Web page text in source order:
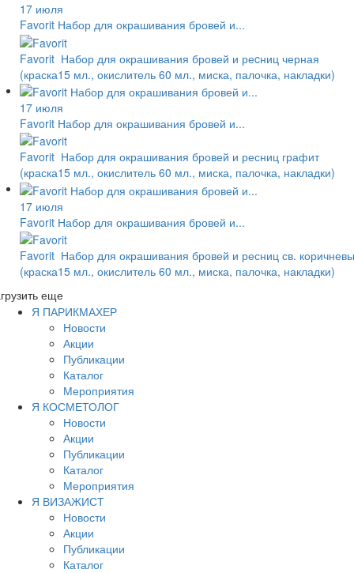
17 июля
Favorit Набор для окрашивания бровей и...
Favorit Набор для окрашивания бровей и реcниц черная
(краска15 мл., окислитель 60 мл., миска, палочка, накладки)
17 июля
Favorit Набор для окрашивания бровей и...
Favorit Набор для окрашивания бровей и ресниц графит
(краска15 мл., окислитель 60 мл., миска, палочка, накладки)
17 июля
Favorit Набор для окрашивания бровей и...
Favorit Набор для окрашивания бровей и ресниц св.
(краска15 мл., окислитель 60 мл., миска, палочка, накладки)
еще
Я ПАРИКМАХЕР
Новости
Акции
Публикации
Каталог
Мероприятия
Я КОСМЕТОЛОГ
Новости
Акции
Публикации
Каталог
Мероприятия
Я ВИЗАЖИСТ
Новости
Акции
Публикации
Каталог